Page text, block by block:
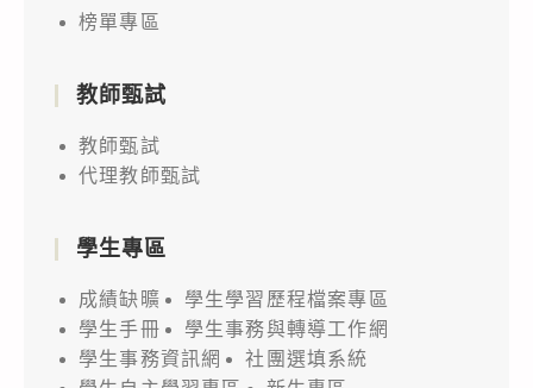
榜單專區
教師甄試
教師甄試
代理教師甄試
學生專區
成績缺曠
學生學習歷程檔案專區
學生手冊
學生事務與轉導工作網
學生事務資訊網
社團選填系統